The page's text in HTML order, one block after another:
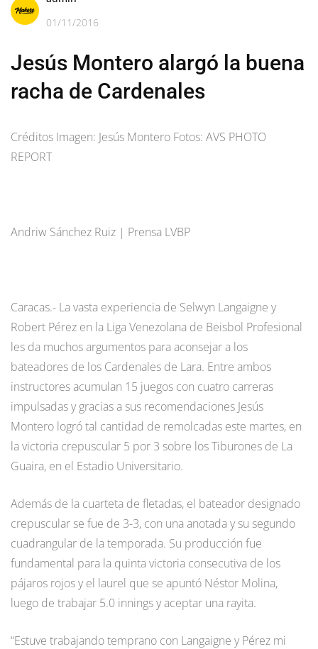
01/11/2016
Jesús Montero alargó la buena
racha de Cardenales
Créditos Imagen: Jesús Montero Fotos: AVS PHOTO
REPORT
Andriw Sánchez Ruiz | Prensa LVBP
Caracas.- La vasta experiencia de Selwyn Langaigne y
Robert Pérez en la Liga Venezolana de Beisbol Profesional
les da muchos argumentos para aconsejar a los
bateadores de los Cardenales de Lara. Entre ambos
instructores acumulan 15 juegos con cuatro carreras
impulsadas y gracias a sus recomendaciones Jesús
Montero logró tal cantidad de remolcadas este martes, en
la victoria crepuscular 5 por 3 sobre los Tiburones de La
Guaira, en el Estadio Universitario.
Además de la cuarteta de fletadas, el bateador designado
crepuscular se fue de 3-3, con una anotada y su segundo
cuadrangular de la temporada. Su producción fue
fundamental para la quinta victoria consecutiva de los
pájaros rojos y el laurel que se apuntó Néstor Molina,
luego de trabajar 5.0 innings y aceptar una rayita.
“Estuve trabajando temprano con Langaigne y Pérez mi